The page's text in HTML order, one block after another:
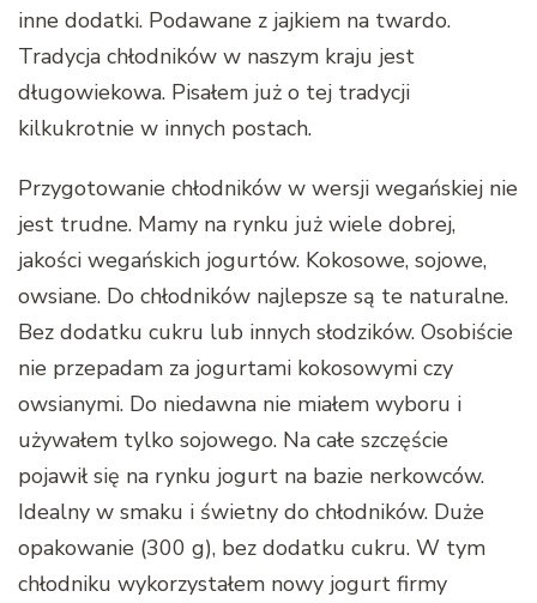
inne dodatki. Podawane z jajkiem na twardo.
Tradycja chłodników w naszym kraju jest
długowiekowa. Pisałem już o tej tradycji
kilkukrotnie w innych postach.
Przygotowanie chłodników w wersji wegańskiej nie
jest trudne. Mamy na rynku już wiele dobrej,
jakości wegańskich jogurtów. Kokosowe, sojowe,
owsiane. Do chłodników najlepsze są te naturalne.
Bez dodatku cukru lub innych słodzików. Osobiście
nie przepadam za jogurtami kokosowymi czy
owsianymi. Do niedawna nie miałem wyboru i
używałem tylko sojowego. Na całe szczęście
pojawił się na rynku jogurt na bazie nerkowców.
Idealny w smaku i świetny do chłodników. Duże
opakowanie (300 g), bez dodatku cukru. W tym
chłodniku wykorzystałem nowy jogurt firmy